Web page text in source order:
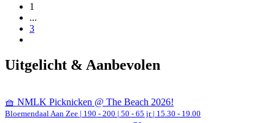
1
...
3
Uitgelicht & Aanbevolen
🧺 NMLK Picknicken @ The Beach 2026!
Bloemendaal Aan Zee | 190 - 200 | 50 - 65 jr | 15.30 - 19.00